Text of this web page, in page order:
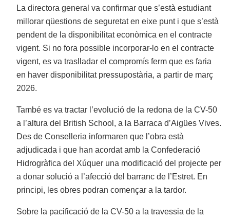
La directora general va confirmar que s’està estudiant
millorar qüestions de seguretat en eixe punt i que s’està
pendent de la disponibilitat econòmica en el contracte
vigent. Si no fora possible incorporar-lo en el contracte
vigent, es va traslladar el compromís ferm que es faria
en haver disponibilitat pressupostària, a partir de març
2026.
També es va tractar l’evolució de la redona de la CV-50
a l’altura del British School, a la Barraca d’Aigües Vives.
Des de Conselleria informaren que l’obra està
adjudicada i que han acordat amb la Confederació
Hidrogràfica del Xúquer una modificació del projecte per
a donar solució a l’afecció del barranc de l’Estret. En
principi, les obres podran començar a la tardor.
Sobre la pacificació de la CV-50 a la travessia de la